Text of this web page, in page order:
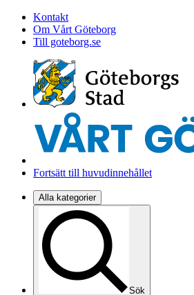
Kontakt
Om Vårt Göteborg
Till goteborg.se
Fortsätt till huvudinnehållet
Alla kategorier
Sök